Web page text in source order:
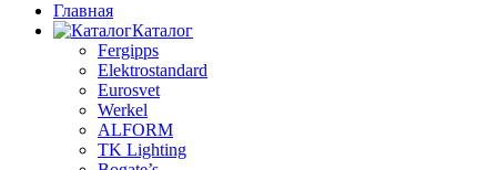
Главная
Каталог
Fergipps
Elektrostandard
Eurosvet
Werkel
ALFORM
TK Lighting